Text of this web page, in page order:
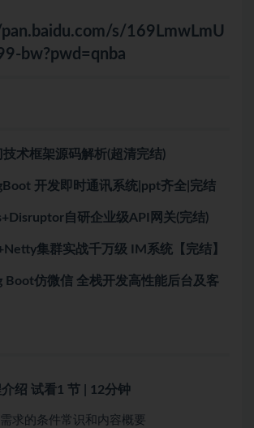
s/169LmwLmU
bw?pwd=qnba
技术框架源码解析(超清完结)
开发即时通讯系统|ppt齐全|完结
自研企业级API网关(完结)
集群实战千万级 IM系统【完结】
Boot仿微信 全栈开发高性能后台及客
绍 试看1 节 | 12分钟
求的条件常识和内容概要